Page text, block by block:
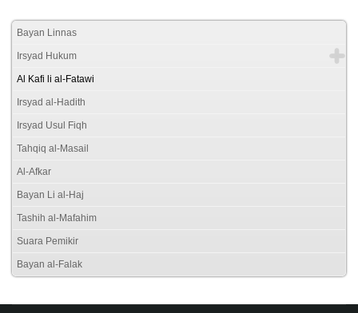
Bayan Linnas
Irsyad Hukum
Al Kafi li al-Fatawi
Irsyad al-Hadith
Irsyad Usul Fiqh
Tahqiq al-Masail
Al-Afkar
Bayan Li al-Haj
Tashih al-Mafahim
Suara Pemikir
Bayan al-Falak